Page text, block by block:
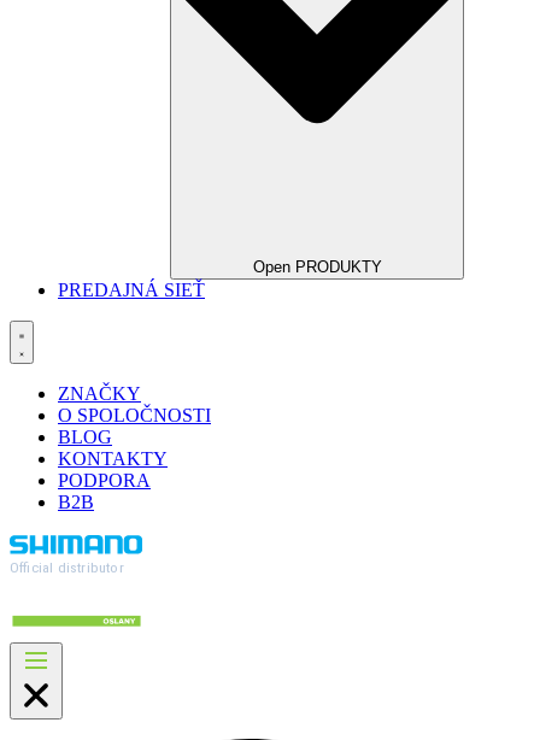
Open PRODUKTY
PREDAJNÁ SIEŤ
ZNAČKY
O SPOLOČNOSTI
BLOG
KONTAKTY
PODPORA
B2B
Official distributor